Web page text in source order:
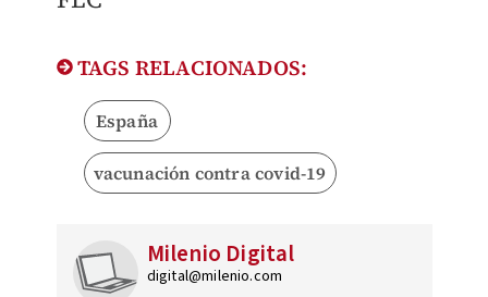
TAGS RELACIONADOS:
España
vacunación contra covid-19
Milenio Digital
digital@milenio.com